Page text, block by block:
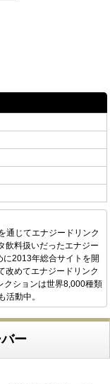
通じてエナジードリンク
飲料扱いだったエナジー
に2013年総合サイトを開
改めてエナジードリンク
クションは世界8,000種類
動中。
ー